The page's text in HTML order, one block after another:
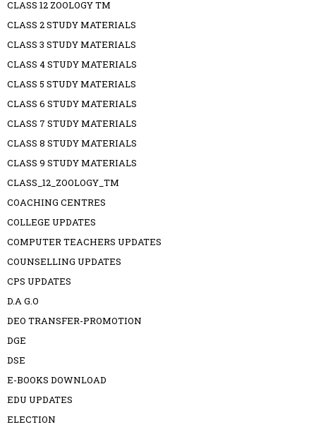
CLASS 12 ZOOLOGY TM
CLASS 2 STUDY MATERIALS
CLASS 3 STUDY MATERIALS
CLASS 4 STUDY MATERIALS
CLASS 5 STUDY MATERIALS
CLASS 6 STUDY MATERIALS
CLASS 7 STUDY MATERIALS
CLASS 8 STUDY MATERIALS
CLASS 9 STUDY MATERIALS
CLASS_12_ZOOLOGY_TM
COACHING CENTRES
COLLEGE UPDATES
COMPUTER TEACHERS UPDATES
COUNSELLING UPDATES
CPS UPDATES
D.A G.O
DEO TRANSFER-PROMOTION
DGE
DSE
E-BOOKS DOWNLOAD
EDU UPDATES
ELECTION